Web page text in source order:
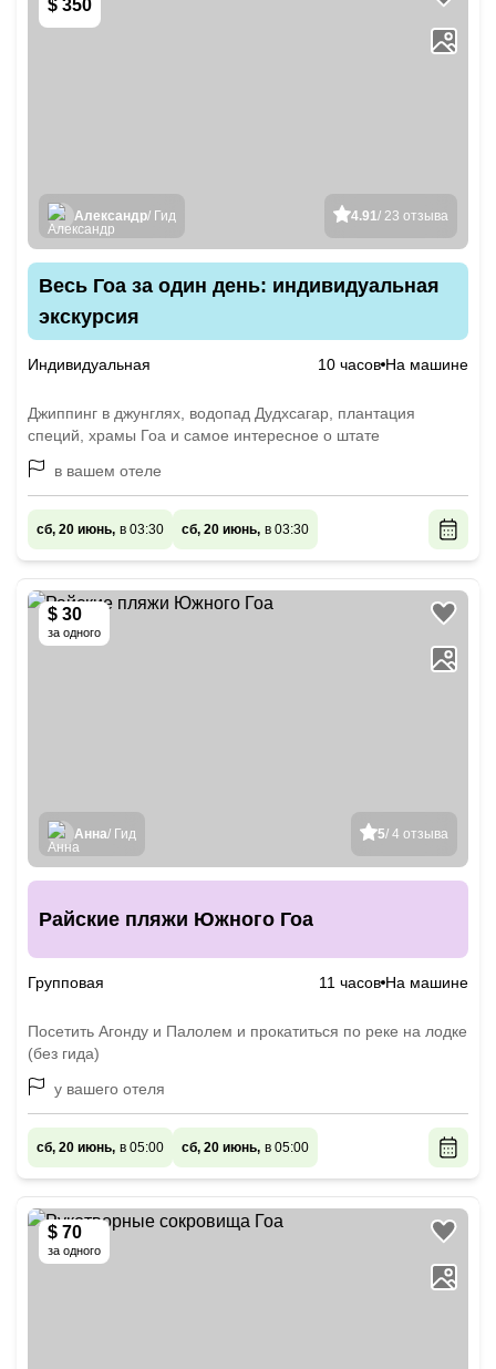
$ 350
4.91/ 23 отзыва
Александр/ Гид
Весь Гоа за один день: индивидуальная
экскурсия
Индивидуальная 10 часов На машине
Джиппинг в джунглях, водопад Дудхсагар, плантация
специй, храмы Гоа и самое интересное о штате
в вашем отеле
сб, 20 июнь, в 03:30 сб, 20 июнь, в 03:30
$ 30
за одного
5/ 4 отзыва
Анна/ Гид
Райские пляжи Южного Гоа
Групповая 11 часов На машине
Посетить Агонду и Палолем и прокатиться по реке на лодке
(без гида)
у вашего отеля
сб, 20 июнь, в 05:00 сб, 20 июнь, в 05:00
$ 70
за одного